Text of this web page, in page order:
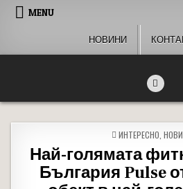
Skip to content
MENU
НОВИНИ
POSTED IN
ИНТЕРЕСНО
Най-голямата
България Pulse